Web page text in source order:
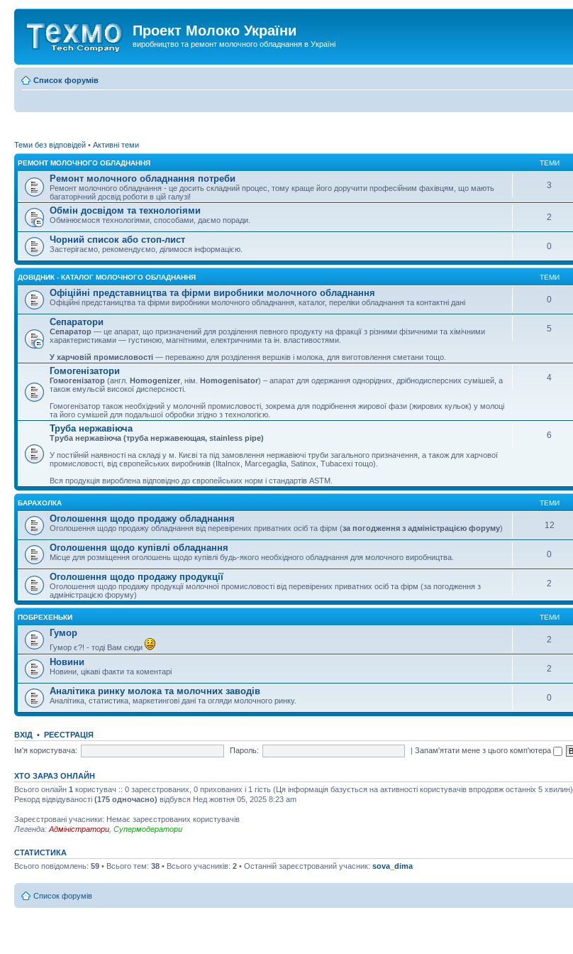
Проект Молоко України
виробництво та ремонт молочного обладнання в Україні
Список форумів
Теми без відповідей • Активні теми
РЕМОНТ МОЛОЧНОГО ОБЛАДНАННЯ ТЕМИ
Ремонт молочного обладнання потреби
Ремонт молочного обладнання - це досить складний процес, тому краще його доручити професійним фахівцям, що мають
багаторічний досвід роботи в цій галузі!
3
Обмін досвідом та технологіями
Обмінюємося технологіями, способами, даємо поради. 2
Чорний список або стоп-лист
Застерігаємо, рекомендуємо, ділимося інформацією. 0
ДОВІДНИК - КАТАЛОГ МОЛОЧНОГО ОБЛАДНАННЯ ТЕМИ
Офіційні представництва та фірми виробники молочного обладнання
Офіційні предстаництва та фірми виробники молочного обладнання, каталог, переліки обладнання та контактні дані 0
Сепаратори
Сепаратор — це апарат, що призначений для розділення певного продукту на фракції з різними фізичними та хімічними
характеристиками — густиною, магнітними, електричними та ін. властивостями.
У харчовій промисловості — переважно для розділення вершків і молока, для виготовлення сметани тощо.
5
Гомогенізатори
Гомогенізатор (англ. Homogenizer , нім. Homogenisator) – апарат для одержання однорідних, дрібнодисперсних сумішей, а
також емульсій високої дисперсності.
Гомогенізатор також необхідний у молочній промисловості, зокрема для подрібнення жирової фази (жирових кульок) у молоці
та його сумішей для подальшої обробки згідно з технологією.
4
Труба нержавіюча
Труба нержавіюча (труба нержавеющая, stainless pipe)
У постійній наявності на складі у м. Києві та під замовлення нержавіючі труби загального призначення, а також для харчової
промисловості, від європейських виробників (IltaInox, Marcegaglia, Satinox, Tubacexі тощо).
Вся продукція вироблена відповідно до європейських норм і стандартів ASTM.
6
БАРАХОЛКА ТЕМИ
Оголошення щодо продажу обладнання
Оголошення щодо продажу обладнання від перевірених приватних осіб та фірм (за погодження з адміністрацією форуму) 12
Оголошення щодо купівлі обладнання
Місце для розміщення оголошень щодо купівлі будь-якого необхідного обладнання для молочного виробництва. 0
Оголошення щодо продажу продукції
Оголошення щодо продажу продукції молочної промисловості від перевірених приватних осіб та фірм (за погодження з
адміністрацією форуму)
2
ПОБРЕХЕНЬКИ ТЕМИ
Гумор
Гумор є?! - тоді Вам сюди
2
Новини
Новини, цікаві факти та коментарі 2
Аналітика ринку молока та молочних заводів
Аналітика, статистика, маркетингові дані та огляди молочного ринку. 0
ВХІД • РЕЄСТРАЦІЯ
Ім'я користувача:
Пароль: |Запам'ятати мене з цього комп'ютера
ХТО ЗАРАЗ ОНЛАЙН
Всього онлайн 1 користувач :: 0 зареєстрованих, 0 прихованих і 1 гість (Ця інформація базується на активності користувачів впродовж останніх 5 хвилин)
Рекорд відвідуваності (175 одночасно) відбувся Нед жовтня 05, 2025 8:23 am
Зареєстровані учасники: Немає зареєстрованих користувачів
Легенда: Адміністратори Супермодератори
СТАТИСТИКА
Всього повідомлень: 59 • Всього тем: 38 • Всього учасників: 2 • Останній зареєстрований учасник: sova_dima
Список форумів